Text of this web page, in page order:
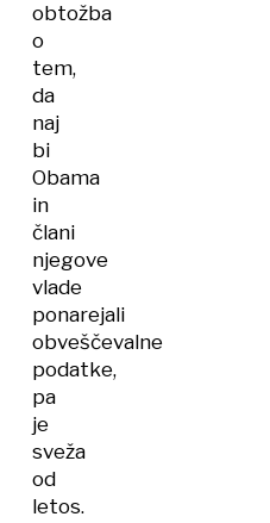
obtožba
o
tem,
da
naj
bi
Obama
in
člani
njegove
vlade
ponarejali
obveščevalne
podatke,
pa
je
sveža
od
letos.